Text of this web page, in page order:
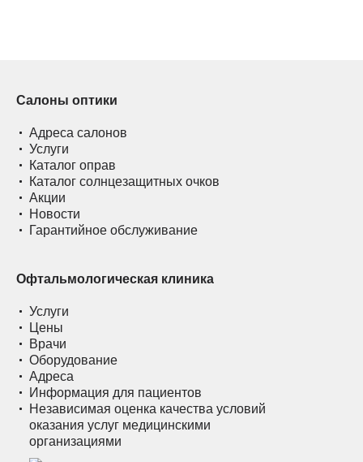
Салоны оптики
Адреса салонов
Услуги
Каталог оправ
Каталог солнцезащитных очков
Акции
Новости
Гарантийное обслуживание
Офтальмологическая клиника
Услуги
Цены
Врачи
Оборудование
Адреса
Информация для пациентов
Независимая оценка качества условий
оказания услуг медицинскими
организациями